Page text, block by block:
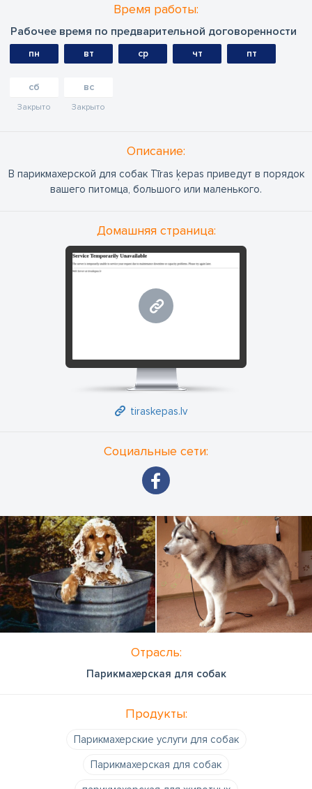
Время работы:
Рабочее время по предварительной договоренности
пн вт ср чт пт
сб
Закрыто
вс
Закрыто
Oписание:
В парикмахерской для собак Tīras ķepas приведут в порядок
вашего питомца, большого или маленького.
Домашняя страница:
tiraskepas.lv
Социальные сети:
Отрасль:
Парикмахерская для собак
Продукты:
Парикмахерские услуги для собак
Парикмахерская для собак